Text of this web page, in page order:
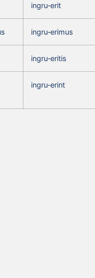
ingru‑erit
ingru‑erimus
ingru‑eritis
ingru‑erint